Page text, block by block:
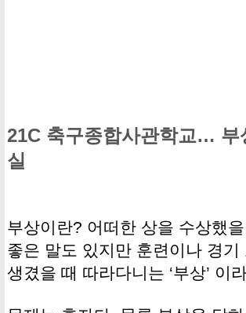
21C 축구종합사관학교…
실
부상이란? 어떠한 상을 수상했
좋은 말도 있지만 훈련이나 경
생겼을 때 따라다니는 ‘부상’ 이